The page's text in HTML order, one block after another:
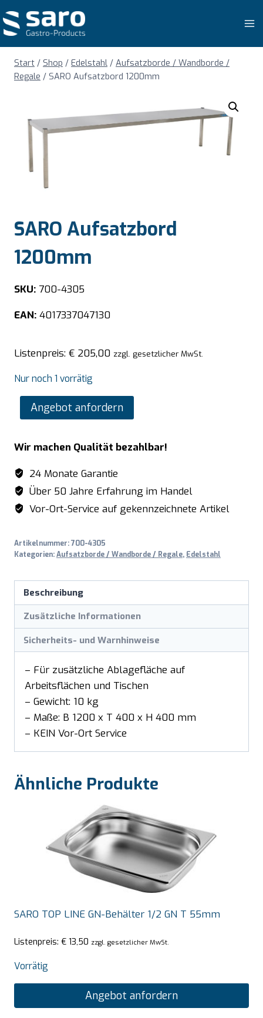
Inhalt
springen
Start / Shop / Edelstahl / Aufsatzborde / Wandborde /
Regale / SARO Aufsatzbord 1200mm
SARO Aufsatzbord
1200mm
SKU: 700-4305
EAN: 4017337047130
Listenpreis: € 205,00 zzgl. gesetzlicher MwSt.
Nur noch 1 vorrätig
SARO
Aufsatzbord
Menge
Angebot anfordern
Wir machen Qualität bezahlbar!
24 Monate Garantie
Über 50 Jahre Erfahrung im Handel
Vor-Ort-Service auf gekennzeichnete Artikel
Artikelnummer:700-4305
Kategorien:Aufsatzborde / Wandborde / Regale, Edelstahl
Beschreibung
Zusätzliche Informationen
Sicherheits- und Warnhinweise
– Für zusätzliche Ablagefläche auf
Arbeitsflächen und Tischen
– Gewicht: 10 kg
– Maße: B 1200 x T 400 x H 400 mm
– KEIN Vor-Ort Service
Ähnliche Produkte
SARO TOP LINE GN-Behälter 1/2 GN T 55mm
Listenpreis: € 13,50 zzgl. gesetzlicher MwSt.
Vorrätig
Angebot anfordern